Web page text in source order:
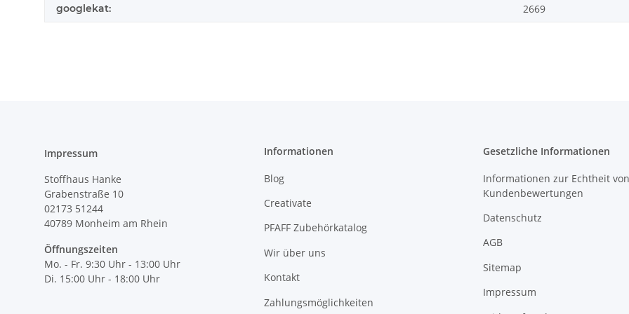
googlekat: 2669
Impressum
Stoffhaus Hanke
Grabenstraße 10
02173 51244
40789 Monheim am Rhein
Öffnungszeiten
Mo. - Fr. 9:30 Uhr - 13:00 Uhr
Di. 15:00 Uhr - 18:00 Uhr
Informationen
Blog
Creativate
PFAFF Zubehörkatalog
Wir über uns
Kontakt
Zahlungsmöglichkeiten
Gesetzliche Informationen
Informationen zur Echtheit von
Kundenbewertungen
Datenschutz
AGB
Sitemap
Impressum